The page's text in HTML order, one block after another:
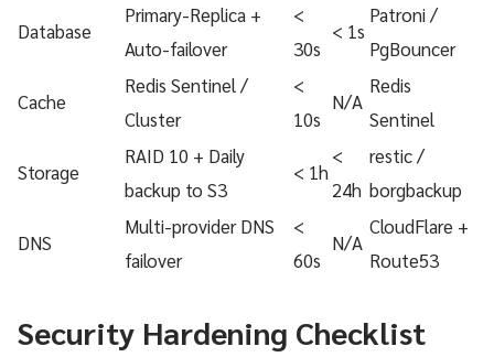
Database
Primary-Replica +
Auto-failover
<
30s
< 1s
Patroni /
PgBouncer
Cache
Redis Sentinel /
Cluster
<
10s
N/A
Redis
Sentinel
Storage
RAID 10 + Daily
backup to S3
< 1h
<
24h
restic /
borgbackup
DNS
Multi-provider DNS
failover
<
60s
N/A
CloudFlare +
Route53
Security Hardening Checklist